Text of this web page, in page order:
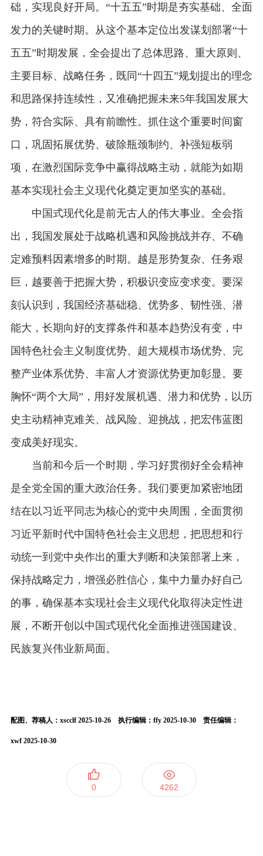
础，实现良好开局。“十五五”时期是夯实基础、全面
发力的关键时期。从这个基本定位出发谋划部署“十
五五”时期发展，全会提出了总体思路、重大原则、
主要目标、战略任务，既同“十四五”规划提出的理念
和思路保持连续性，又准确把握未来5年我国发展大
势，符合实际、具有前瞻性。抓住这个重要时间窗
口，巩固拓展优势、破除瓶颈制约、补强短板弱
项，在激烈国际竞争中赢得战略主动，就能为如期
基本实现社会主义现代化奠定更加坚实的基础。
中国式现代化是前无古人的伟大事业。全会指
出，我国发展处于战略机遇和风险挑战并存、不确
定难预料因素增多的时期。越是形势复杂、任务艰
巨，越要善于把握大势，积极识变应变求变。要深
刻认识到，我国经济基础稳、优势多、韧性强、潜
能大，长期向好的支撑条件和基本趋势没有变，中
国特色社会主义制度优势、超大规模市场优势、完
整产业体系优势、丰富人才资源优势更加彰显。要
胸怀“两个大局”，用好发展机遇、潜力和优势，以历
史主动精神克难关、战风险、迎挑战，把宏伟蓝图
变成美好现实。
当前和今后一个时期，学习好贯彻好全会精神
是全党全国的重大政治任务。我们要更加紧密地团
结在以习近平同志为核心的党中央周围，全面贯彻
习近平新时代中国特色社会主义思想，把思想和行
动统一到党中央作出的重大判断和决策部署上来，
保持战略定力，增强必胜信心，集中力量办好自己
的事，确保基本实现社会主义现代化取得决定性进
展，不断开创以中国式现代化全面推进强国建设、
民族复兴伟业新局面。
配图、荐稿人：xscclf 2025-10-26 执行编辑：ffy 2025-10-30 责任编辑：
xwf 2025-10-30
0 4262